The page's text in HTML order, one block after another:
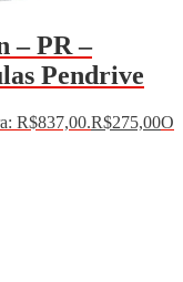
– PR –
Pendrive
R$837,00.R$275,00O